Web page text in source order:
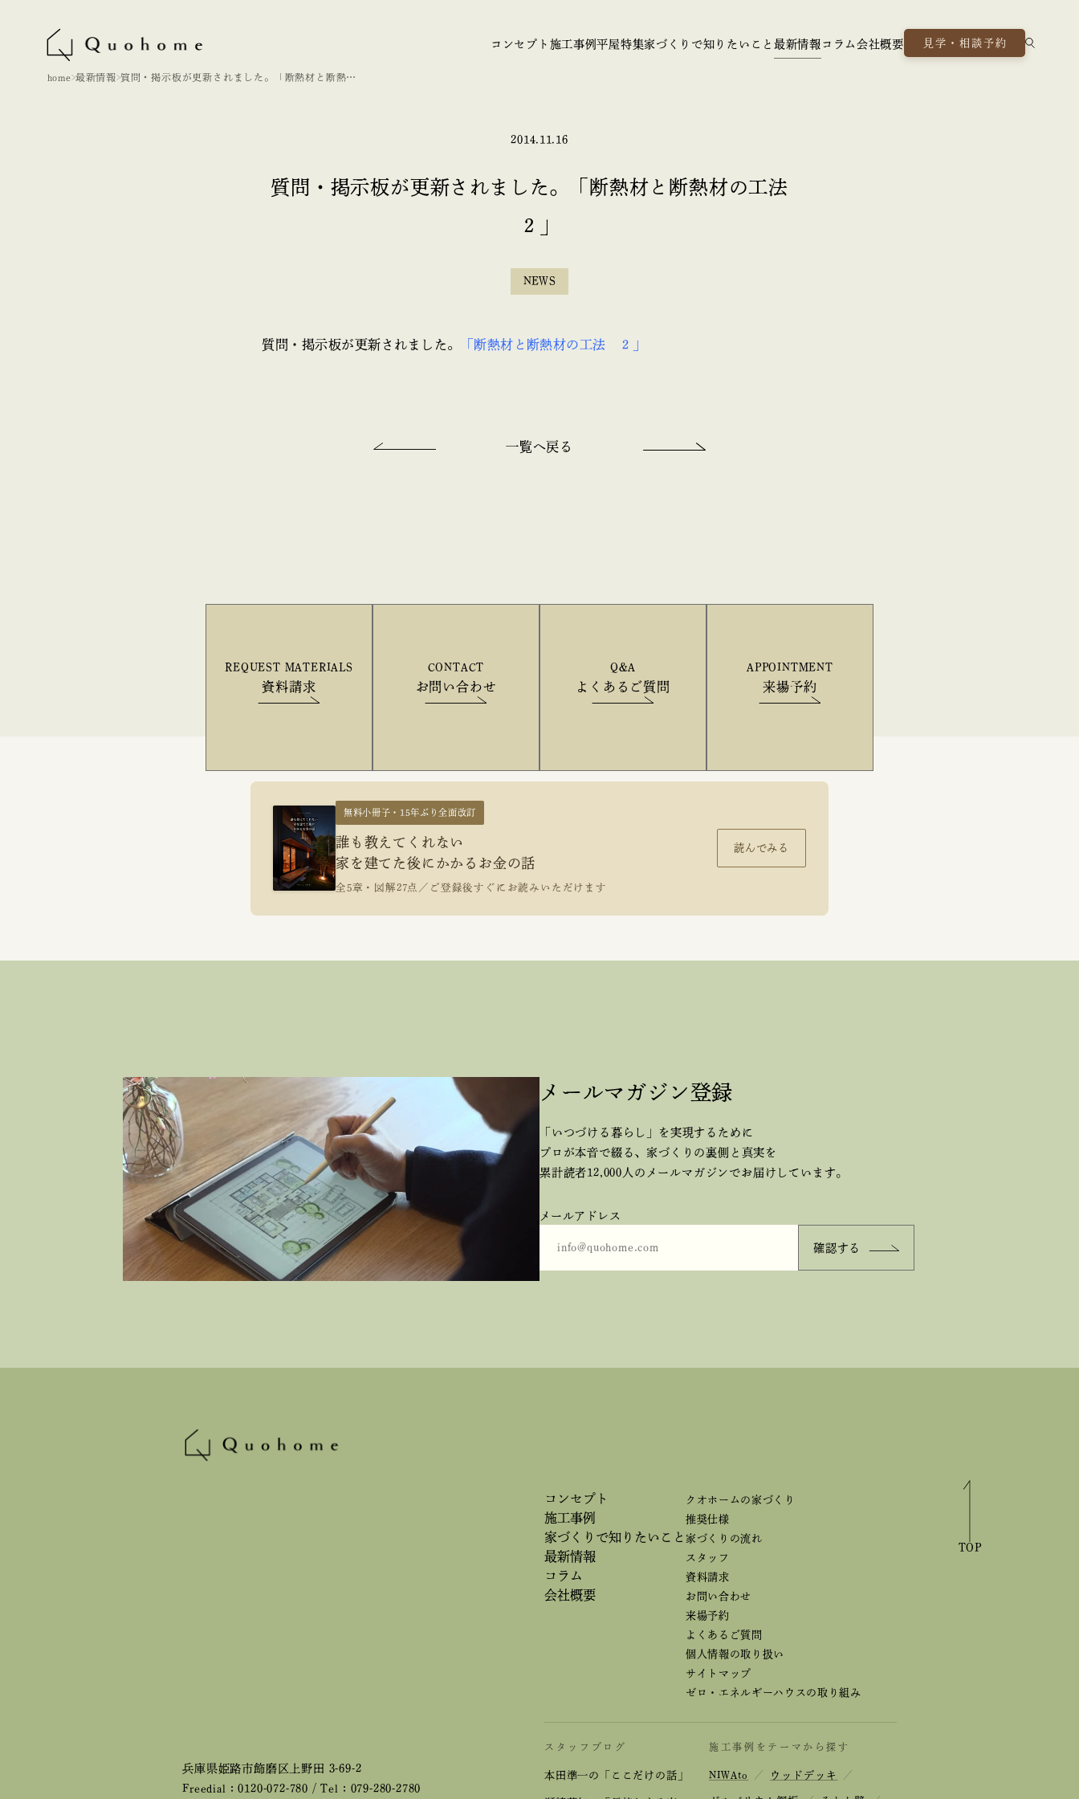
コンセプト 施工事例平屋特集家づくりで知りたいこと最新情報 コラム 会社概要 見学・相談予約
home 最新情報 質問・掲示板が更新されました。「断熱材と断熱材
2014.11.16
質問・掲示板が更新されました。「断熱材と断熱材の工法
２」
NEWS
質問・掲示板が更新されました。 「断熱材と断熱材の工法 ２」
一覧へ戻る
REQUEST MATERIALS
資料請求
CONTACT
お問い合わせ
Q&A
よくあるご質問
APPOINTMENT
来場予約
無料小冊子・15年ぶり全面改訂
誰も教えてくれない
家を建てた後にかかるお金の話
全5章・図解27点／ご登録後すぐにお読みいただけます
読んでみる
メールマガジン登録
「いつづける暮らし」を実現するために
プロが本音で綴る、家づくりの裏側と真実を
累計読者12,000人のメールマガジンでお届けしています。
メールアドレス
兵庫県姫路市飾磨区上野田 3-69-2
Freedial：0120-072-780 / Tel：079-280-2780
コンセプト
施工事例
家づくりで知りたいこと
最新情報
コラム
会社概要
クオホームの家づくり
推奨仕様
家づくりの流れ
スタッフ
資料請求
お問い合わせ
来場予約
よくあるご質問
個人情報の取り扱い
サイトマップ
ゼロ・エネルギーハウスの取り組み
スタッフブログ
本田準一の「ここだけの話」
施工事例をテーマから探す
NIWAto ／ ウッドデッキ ／
TOP